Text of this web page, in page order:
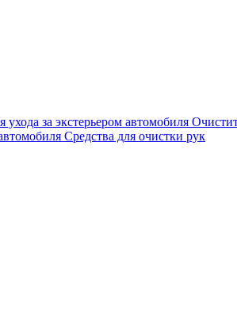
ухода за экстерьером автомобиля
Средства для очистки рук